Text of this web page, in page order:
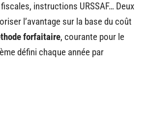
instructions URSSAF… Deux
l’avantage sur la base du coût
forfaitaire, courante pour le
défini chaque année par